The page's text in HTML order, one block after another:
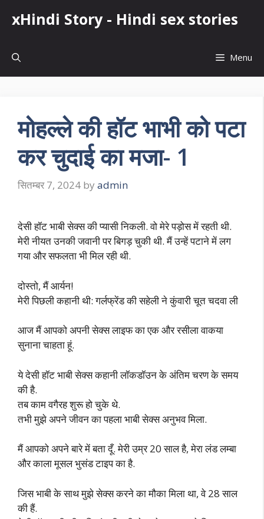
xHindi Story - Hindi sex stories
Menu
मोहल्ले की हॉट भाभी को पटा
कर चुदाई का मजा- 1
सितम्बर 7, 2024 by admin
देसी हॉट भाबी सेक्स की प्यासी निकली. वो मेरे पड़ोस में रहती थी.
मेरी नीयत उनकी जवानी पर बिगड़ चुकी थी. मैं उन्हें पटाने में लग
गया और सफलता भी मिल रही थी.
दोस्तो, मैं आर्यन!
मेरी पिछली कहानी थी: गर्लफ्रेंड की सहेली ने कुंवारी चूत चदवा ली
आज मैं आपको अपनी सेक्स लाइफ का एक और रसीला वाकया
सुनाना चाहता हूं.
ये देसी हॉट भाबी सेक्स कहानी लॉकडॉउन के अंतिम चरण के समय
की है.
तब काम वगैरह शुरू हो चुके थे.
तभी मुझे अपने जीवन का पहला भाबी सेक्स अनुभव मिला.
मैं आपको अपने बारे में बता दूँ. मेरी उम्र 20 साल है, मेरा लंड लम्बा
और काला मूसल भुसंड टाइप का है.
जिस भाबी के साथ मुझे सेक्स करने का मौका मिला था, वे 28 साल
की हैं.